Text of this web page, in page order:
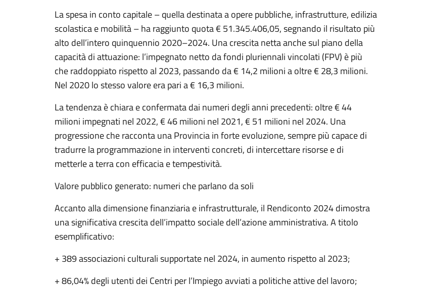
La spesa in conto capitale – quella destinata a opere pubbliche, infrastrutture, edilizia
scolastica e mobilità – ha raggiunto quota € 51.345.406,05, segnando il risultato più
alto dell’intero quinquennio 2020–2024. Una crescita netta anche sul piano della
capacità di attuazione: l’impegnato netto da fondi pluriennali vincolati (FPV) è più
che raddoppiato rispetto al 2023, passando da € 14,2 milioni a oltre € 28,3 milioni.
Nel 2020 lo stesso valore era pari a € 16,3 milioni.
La tendenza è chiara e confermata dai numeri degli anni precedenti: oltre € 44
milioni impegnati nel 2022, € 46 milioni nel 2021, € 51 milioni nel 2024. Una
progressione che racconta una Provincia in forte evoluzione, sempre più capace di
tradurre la programmazione in interventi concreti, di intercettare risorse e di
metterle a terra con efficacia e tempestività.
Valore pubblico generato: numeri che parlano da soli
Accanto alla dimensione finanziaria e infrastrutturale, il Rendiconto 2024 dimostra
una significativa crescita dell’impatto sociale dell’azione amministrativa. A titolo
esemplificativo:
+ 389 associazioni culturali supportate nel 2024, in aumento rispetto al 2023;
+ 86,04% degli utenti dei Centri per l’Impiego avviati a politiche attive del lavoro;